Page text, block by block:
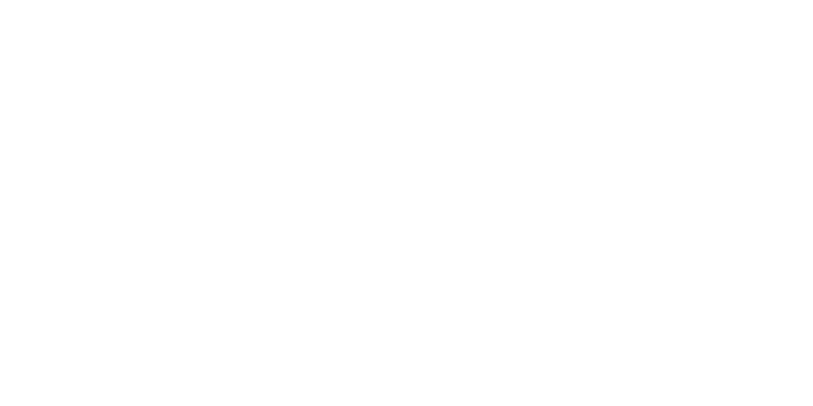
Mühle a nachází se naproti hlavní hotelové budově, ve které se nachází všechny níže uvedené služby
místnost, wi-fi připojení k internetu, úschovna lyží a lyžařských bot, služby* hotelové prádelny, vyhrazené parkoviště / nabíjecí stanice*